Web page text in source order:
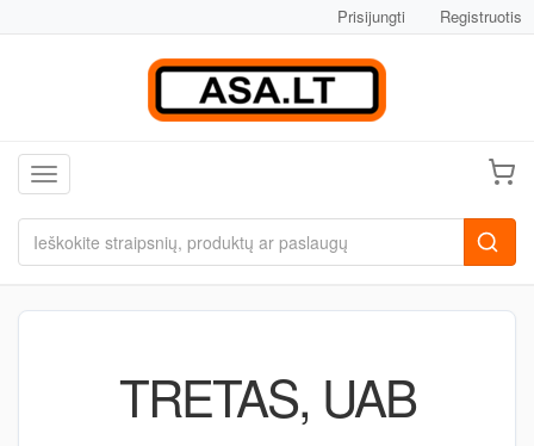
Prisijungti Registruotis
Toggle navigation
TRETAS, UAB